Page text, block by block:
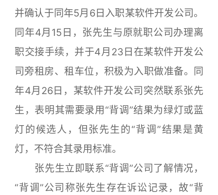
并确认于同年5月6日入职某软件开发公司。
同年4月15日，张先生与原就职公司办理离
职交接手续，并于4月23日在某软件开发公
司旁租房、租车位，积极为入职做准备。同
年4月26日，某软件开发公司突然联系张先
生，表明其需要录用“背调”结果为绿灯或蓝
灯的候选人，但张先生的“背调”结果是黄
灯，不符合其录用标准。
张先生立即联系“背调”公司了解情况，
“背调”公司称张先生存在诉讼记录，故“背